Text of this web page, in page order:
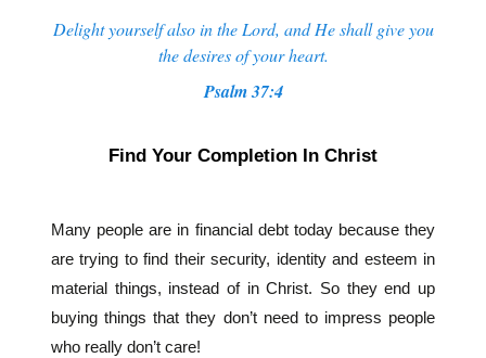
Delight yourself also in the Lord, and He shall give you
the desires of your heart.
Psalm 37:4
Find Your Completion In Christ
Many people are in financial debt today because they
are trying to find their security, identity and esteem in
material things, instead of in Christ. So they end up
buying things that they don’t need to impress people
who really don’t care!